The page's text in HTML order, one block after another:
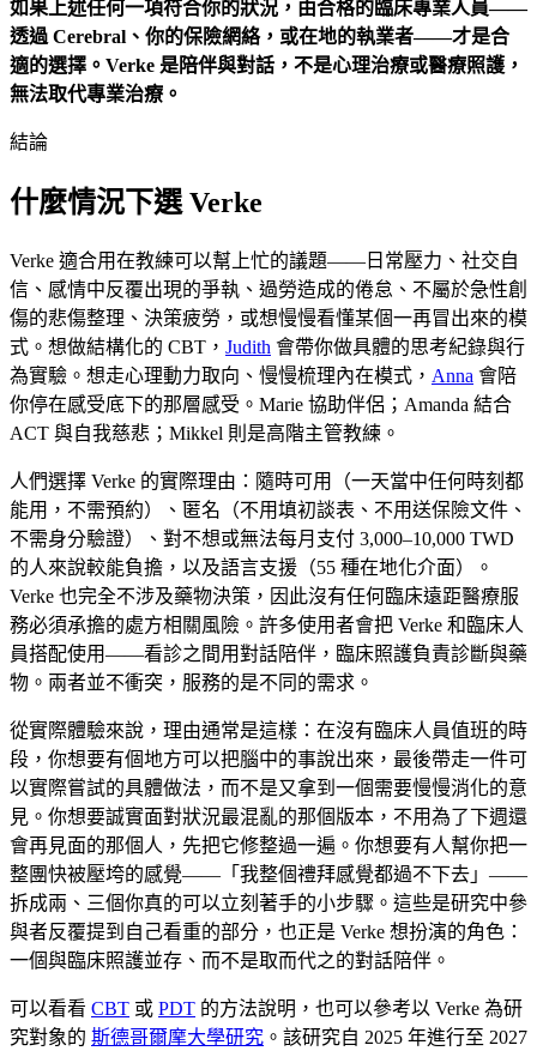
如果上述任何一項符合你的狀況，由合格的臨床專業人員——
透過 Cerebral、你的保險網絡，或在地的執業者——才是合
適的選擇。Verke 是陪伴與對話，不是心理治療或醫療照護，
無法取代專業治療。
結論
什麼情況下選 Verke
Verke 適合用在教練可以幫上忙的議題——日常壓力、社交自
信、感情中反覆出現的爭執、過勞造成的倦怠、不屬於急性創
傷的悲傷整理、決策疲勞，或想慢慢看懂某個一再冒出來的模
式。想做結構化的 CBT， Judith 會帶你做具體的思考紀錄與行
為實驗。想走心理動力取向、慢慢梳理內在模式， Anna 會陪
你停在感受底下的那層感受。Marie 協助伴侶；Amanda 結合
ACT 與自我慈悲；Mikkel 則是高階主管教練。
人們選擇 Verke 的實際理由：隨時可用（一天當中任何時刻都
能用，不需預約）、匿名（不用填初談表、不用送保險文件、
不需身分驗證）、對不想或無法每月支付 3,000–10,000 TWD
的人來說較能負擔，以及語言支援（55 種在地化介面）。
Verke 也完全不涉及藥物決策，因此沒有任何臨床遠距醫療服
務必須承擔的處方相關風險。許多使用者會把 Verke 和臨床人
員搭配使用——看診之間用對話陪伴，臨床照護負責診斷與藥
物。兩者並不衝突，服務的是不同的需求。
從實際體驗來說，理由通常是這樣：在沒有臨床人員值班的時
段，你想要有個地方可以把腦中的事說出來，最後帶走一件可
以實際嘗試的具體做法，而不是又拿到一個需要慢慢消化的意
見。你想要誠實面對狀況最混亂的那個版本，不用為了下週還
會再見面的那個人，先把它修整過一遍。你想要有人幫你把一
整團快被壓垮的感覺——「我整個禮拜感覺都過不下去」——
拆成兩、三個你真的可以立刻著手的小步驟。這些是研究中參
與者反覆提到自己看重的部分，也正是 Verke 想扮演的角色：
一個與臨床照護並存、而不是取而代之的對話陪伴。
可以看看 CBT 或 PDT 的方法說明，也可以參考以 Verke 為研
究對象的 斯德哥爾摩大學研究 。該研究自 2025 年進行至 2027